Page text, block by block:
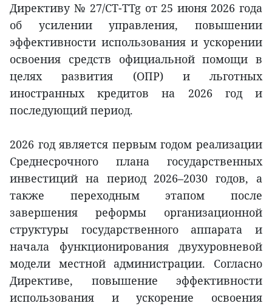
Директиву № 27/CT-TTg от 25 июня 2026 года
об усилении управления, повышении
эффективности использования и ускорении
освоения средств официальной помощи в
целях развития (ОПР) и льготных
иностранных кредитов на 2026 год и
последующий период.
2026 год является первым годом реализации
Среднесрочного плана государственных
инвестиций на период 2026–2030 годов, а
также переходным этапом после
завершения реформы организационной
структуры государственного аппарата и
начала функционирования двухуровневой
модели местной администрации. Согласно
Директиве, повышение эффективности
использования и ускорение освоения